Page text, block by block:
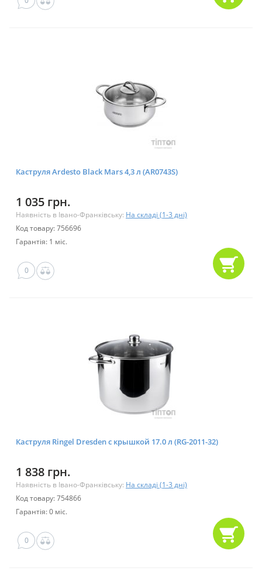
Каструля Ardesto Black Mars 4,3 л (AR0743S)
1 035 грн.
Наявність в Івано-Франківську: На складі (1-3 дні)
Код товару: 756696
Гарантія: 1 міс.
0
Каструля Ringel Dresden с крышкой 17.0 л (RG-2011-32)
1 838 грн.
Наявність в Івано-Франківську: На складі (1-3 дні)
Код товару: 754866
Гарантія: 0 міс.
0